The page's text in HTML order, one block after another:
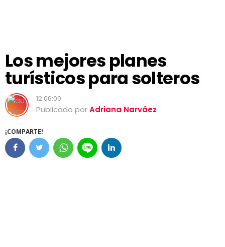
Los mejores planes
turísticos para solteros
12:06:00
Publicado porAdriana Narváez
¡COMPARTE!